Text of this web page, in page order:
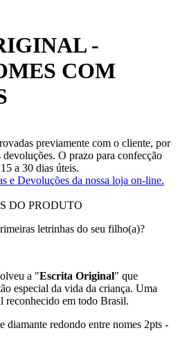
-
COM
previamente com o cliente, por
devoluções. O prazo para confecção
a 30 dias úteis.
e Devoluções da nossa loja on-line.
DO PRODUTO
letrinhas do seu filho(a)?
a "Escrita Original" que
especial da vida da criança. Uma
reconhecido em todo Brasil.
e diamante redondo entre nomes 2pts -